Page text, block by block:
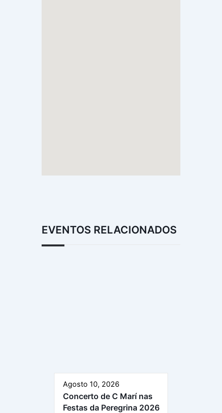
EVENTOS RELACIONADOS
Agosto 10, 2026
Concerto de C Marí nas
Festas da Peregrina 2026